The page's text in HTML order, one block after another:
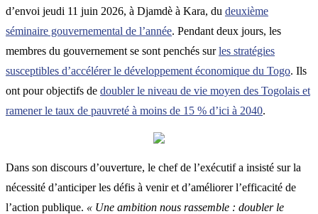
d’envoi jeudi 11 juin 2026, à Djamdè à Kara, du deuxième
séminaire gouvernemental de l’année. Pendant deux jours, les
membres du gouvernement se sont penchés surles stratégies
susceptibles d’accélérer le développement économique du Togo. Ils
ont pour objectifs de doubler le niveau de vie moyen des Togolais et
ramener le taux de pauvreté à moins de 15 % d’ici à 2040.
Dans son discours d’ouverture, le chef de l’exécutif a insisté sur la
nécessité d’anticiper les défis à venir et d’améliorer l’efficacité de
l’action publique. « Une ambition nous rassemble : doubler le